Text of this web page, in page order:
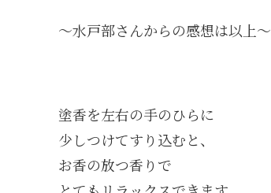
～水戸部さんからの感想は以上～
塗香を左右の手のひらに
少しつけてすり込むと、
お香の放つ香りで